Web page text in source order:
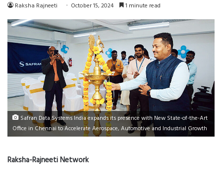
Raksha Rajneeti October 15, 2024 1 minute read
Safran Data Systems India expands its presence with New State-of-the-Art
Office in Chennai to Accelerate Aerospace, Automotive and Industrial Growth
Raksha-Rajneeti Network